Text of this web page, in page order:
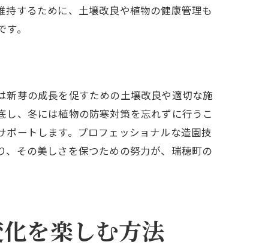
するために、土壌改良や植物の健康管理も
。
芽の成長を促すための土壌改良や適切な施
、冬には植物の防寒対策を忘れずに行うこ
ートします。プロフェッショナルな造園技
その美しさを保つための努力が、瑞穂町の
を楽しむ方法